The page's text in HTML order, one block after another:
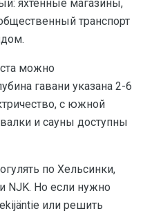
яхтенные магазины,
транспорт
можно
гавани указана 2-6
с южной
и сауны доступны
по Хельсинки,
и NJK. Но если нужно
или решить